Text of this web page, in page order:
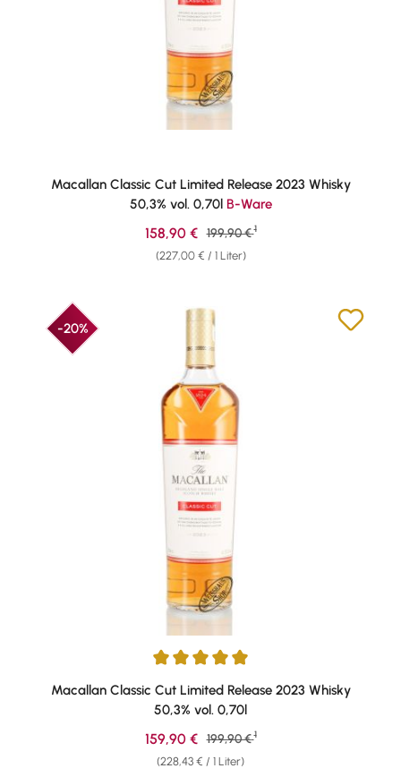
Macallan Classic Cut Limited Release 2023 Whisky
50,3% vol. 0,70l B-Ware
(227,00 € / 1 Liter)
Verkaufspreis:
158,90 € Regulärer Preis:
199,90 € 1
-20%
Durchschnittliche Bewertung von 5 von 5 Sternen
Macallan Classic Cut Limited Release 2023 Whisky
50,3% vol. 0,70l
(228,43 € / 1 Liter)
Verkaufspreis:
159,90 € Regulärer Preis:
199,90 € 1